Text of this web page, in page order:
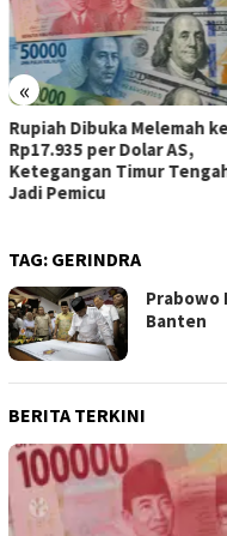
«
Rupiah Dibuka Melemah
Rp17.935 per Dolar AS,
Ketegangan Timur
Jadi Pemicu
TAG: GERINDRA
Prabowo
Banten
BERITA TERKINI